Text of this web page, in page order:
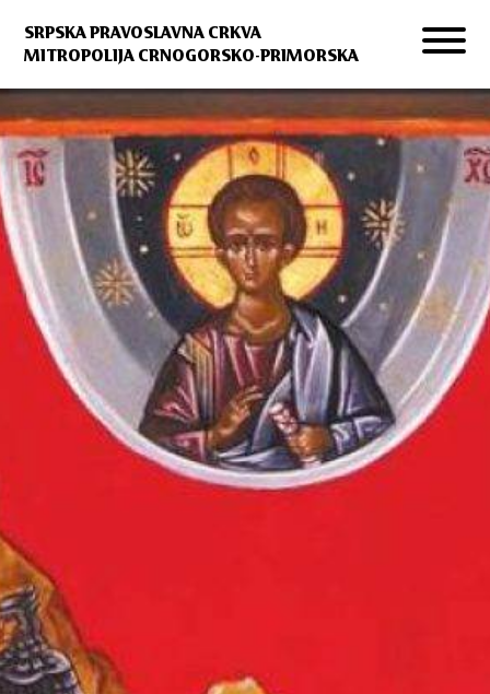
SRPSKA PRAVOSLAVNA CRKVA
MITROPOLIJA CRNOGORSKO-PRIMORSKA